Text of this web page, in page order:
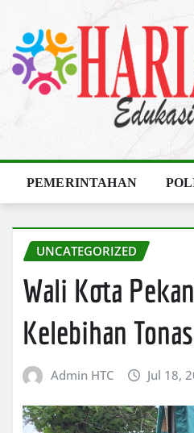
content
PEMERINTAHAN
UNCATEGORIZED
Wali Kota
Kelebihan
Admin HTC Jul 18,